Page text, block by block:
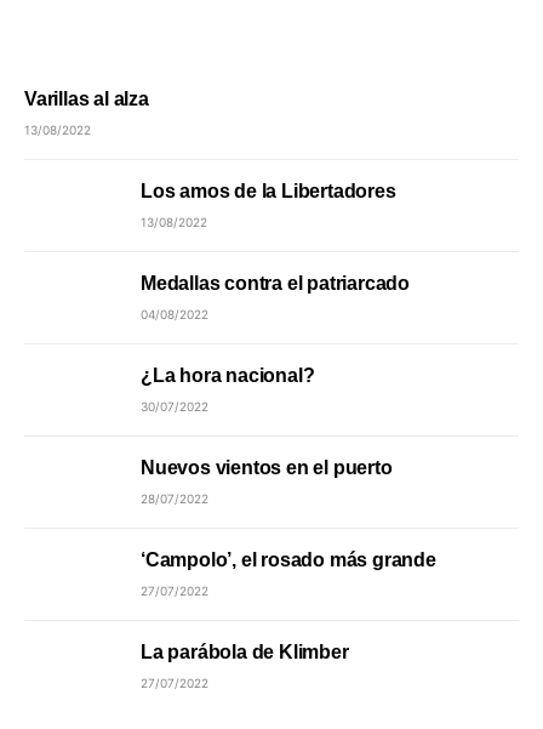
Varillas al alza
13/08/2022
Los amos de la Libertadores
13/08/2022
Medallas contra el patriarcado
04/08/2022
¿La hora nacional?
30/07/2022
Nuevos vientos en el puerto
28/07/2022
‘Campolo’, el rosado más grande
27/07/2022
La parábola de Klimber
27/07/2022